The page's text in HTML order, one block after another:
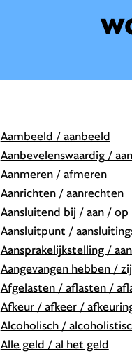
Aambeeld / aanbeeld
Aanbevelenswaardig /
Aanmeren / afmeren
Aanrichten / aanrechten
Aansluitend bij / aan / op
Aansluitpunt /
Aansprakelijkstelling /
Aangevangen hebben /
Afgelasten / aflasten /
Afkeur / afkeer /
Alcoholisch /
Alle geld / al het geld